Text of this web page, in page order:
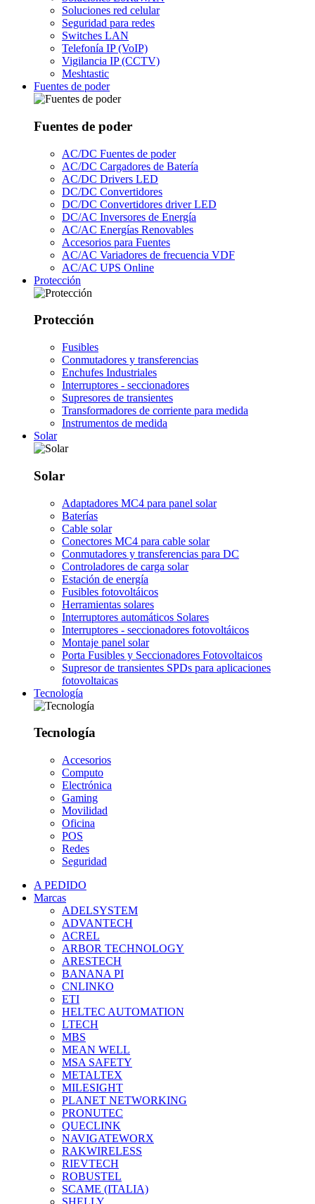
Soluciones red celular
Seguridad para redes
Switches LAN
Telefonía IP (VoIP)
Vigilancia IP (CCTV)
Meshtastic
Fuentes de poder
Fuentes de poder
AC/DC Fuentes de poder
AC/DC Cargadores de Batería
AC/DC Drivers LED
DC/DC Convertidores
DC/DC Convertidores driver LED
DC/AC Inversores de Energía
AC/AC Energías Renovables
Accesorios para Fuentes
AC/AC Variadores de frecuencia VDF
AC/AC UPS Online
Protección
Protección
Fusibles
Conmutadores y transferencias
Enchufes Industriales
Interruptores - seccionadores
Supresores de transientes
Transformadores de corriente para medida
Instrumentos de medida
Solar
Solar
Adaptadores MC4 para panel solar
Baterías
Cable solar
Conectores MC4 para cable solar
Conmutadores y transferencias para DC
Controladores de carga solar
Estación de energía
Fusibles fotovoltáicos
Herramientas solares
Interruptores automáticos Solares
Interruptores - seccionadores fotovoltáicos
Montaje panel solar
Porta Fusibles y Seccionadores Fotovoltaicos
Supresor de transientes SPDs para aplicaciones
fotovoltaicas
Tecnología
Tecnología
Accesorios
Computo
Electrónica
Gaming
Movilidad
Oficina
POS
Redes
Seguridad
A PEDIDO
Marcas
ADELSYSTEM
ADVANTECH
ACREL
ARBOR TECHNOLOGY
ARESTECH
BANANA PI
CNLINKO
ETI
HELTEC AUTOMATION
LTECH
MBS
MEAN WELL
MSA SAFETY
METALTEX
MILESIGHT
PLANET NETWORKING
PRONUTEC
QUECLINK
NAVIGATEWORX
RAKWIRELESS
RIEVTECH
ROBUSTEL
SCAME (ITALIA)
SHELLY